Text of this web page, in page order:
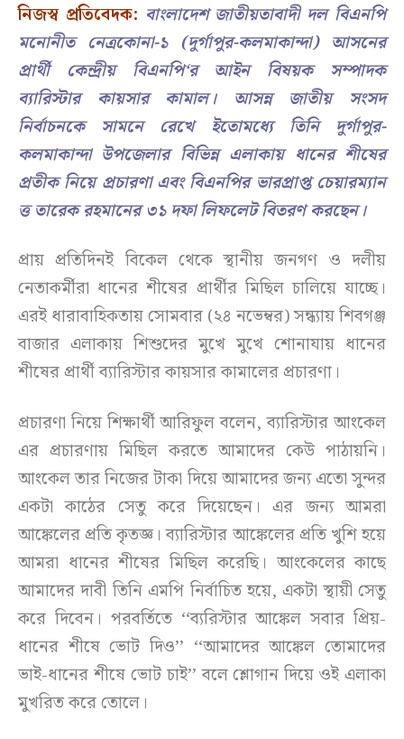
নিজস্ব প্রতিবেদক: বাংলাদেশ জাতীয়তাবাদী দল বিএনপি
মনোনীত নেত্রকোনা-১ (দুর্গাপুর-কলমাকান্দা) আসনের
প্রার্থী কেন্দ্রীয় বিএনপি‘র আইন বিষয়ক সম্পাদক
ব্যারিস্টার কায়সার কামাল। আসন্ন জাতীয় সংসদ
নির্বাচনকে সামনে রেখে ইতোমধ্যে তিনি দুর্গাপুর-
কলমাকান্দা উপজেলার বিভিন্ন এলাকায় ধানের শীষের
প্রতীক নিয়ে প্রচারণা এবং বিএনপির ভারপ্রাপ্ত চেয়ারম্যান
ত্ত তারেক রহমানের ৩১ দফা লিফলেট বিতরণ করছেন।
প্রায় প্রতিদিনই বিকেল থেকে স্থানীয় জনগণ ও দলীয়
নেতাকর্মীরা ধানের শীষের প্রার্থীর মিছিল চালিয়ে যাচ্ছে।
এরই ধারাবাহিকতায় সোমবার (২৪ নভেম্বর) সন্ধ্যায় শিবগঞ্জ
বাজার এলাকায় শিশুদের মুখে মুখে শোনাযায় ধানের
শীষের প্রার্থী ব্যারিস্টার কায়সার কামালের প্রচারণা।
প্রচারণা নিয়ে শিক্ষার্থী আরিফুল বলেন, ব্যারিস্টার আংকেল
এর প্রচারণায় মিছিল করতে আমাদের কেউ পাঠায়নি।
আংকেল তার নিজের টাকা দিয়ে আমাদের জন্য এতো সুন্দর
একটা কাঠের সেতু করে দিয়েছেন। এর জন্য আমরা
আঙ্কেলের প্রতি কৃতজ্ঞ। ব্যারিস্টার আঙ্কেলের প্রতি খুশি হয়ে
আমরা ধানের শীষের মিছিল করেছি। আংকেলের কাছে
আমাদের দাবী তিনি এমপি নির্বাচিত হয়ে, একটা স্থায়ী সেতু
করে দিবেন। পরবর্তিতে ‘‘ব্যরিস্টার আঙ্কেল সবার প্রিয়-
ধানের শীষে ভোট দিও’’ ‘‘আমাদের আঙ্কেল তোমাদের
ভাই-ধানের শীষে ভোট চাই’’ বলে শ্লোগান দিয়ে ওই এলাকা
মুখরিত করে তোলে।